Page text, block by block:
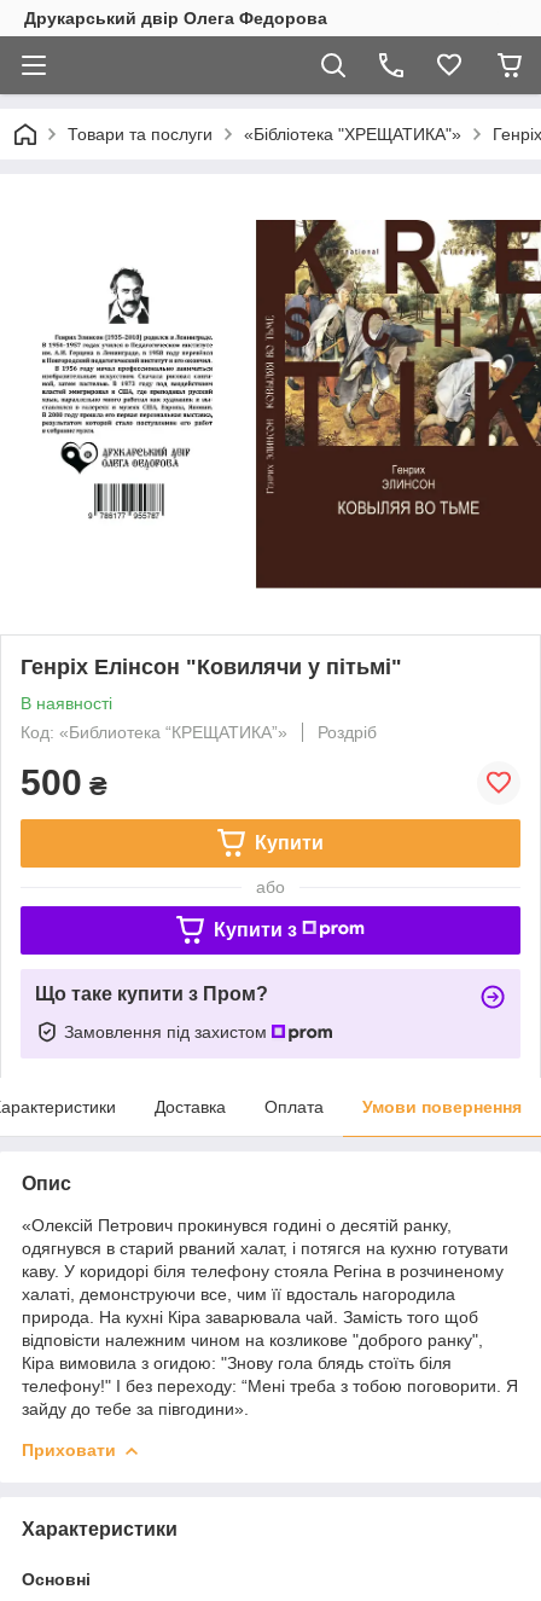
Друкарський двір Олега Федорова
Товари та послуги «Бібліотека "ХРЕЩАТИКА"»
Генріх Елінсон "Ковилячи у пітьмі"
В наявності
Код: «Библиотека “КРЕЩАТИКА”»
Роздріб
500 ₴
Купити
або
Купити з
Що таке купити з Пром?
Замовлення під захистом
Доставка Оплата Умови повернення
Опис
«Олексій Петрович прокинувся годині о десятій ранку,
одягнувся в старий рваний халат, і потягся на кухню готувати
каву. У коридорі біля телефону стояла Регіна в розчиненому
халаті, демонструючи все, чим її вдосталь нагородила
природа. На кухні Кіра заварювала чай. Замість того щоб
відповісти належним чином на козликове "доброго ранку",
Кіра вимовила з огидою: "Знову гола блядь стоїть біля
телефону!" І без переходу: “Мені треба з тобою поговорити. Я
зайду до тебе за півгодини».
Приховати
Характеристики
Основні